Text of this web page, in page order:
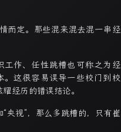
而定。那些混来混去混一串经
工作、任性跳槽也可称之为经
这很容易误导一些校门到校
经历的错误结论。
央视”，那么多跳槽的，只有崔